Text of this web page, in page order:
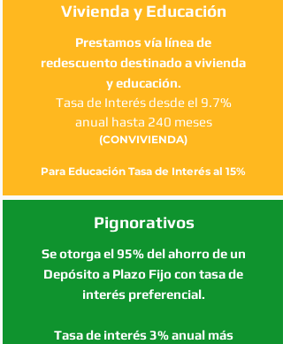
Vivienda y Educación
Prestamos vía línea de
redescuento destinado a vivienda
y educación.
Tasa de Interés desde el 9.7%
anual hasta 240 meses
(CONVIVIENDA)
Para Educación Tasa de Interés al 15%
Pignorativos
Se otorga el 95% del ahorro de un
Depósito a Plazo Fijo con tasa de
interés preferencial.
Tasa de interés 3% anual más